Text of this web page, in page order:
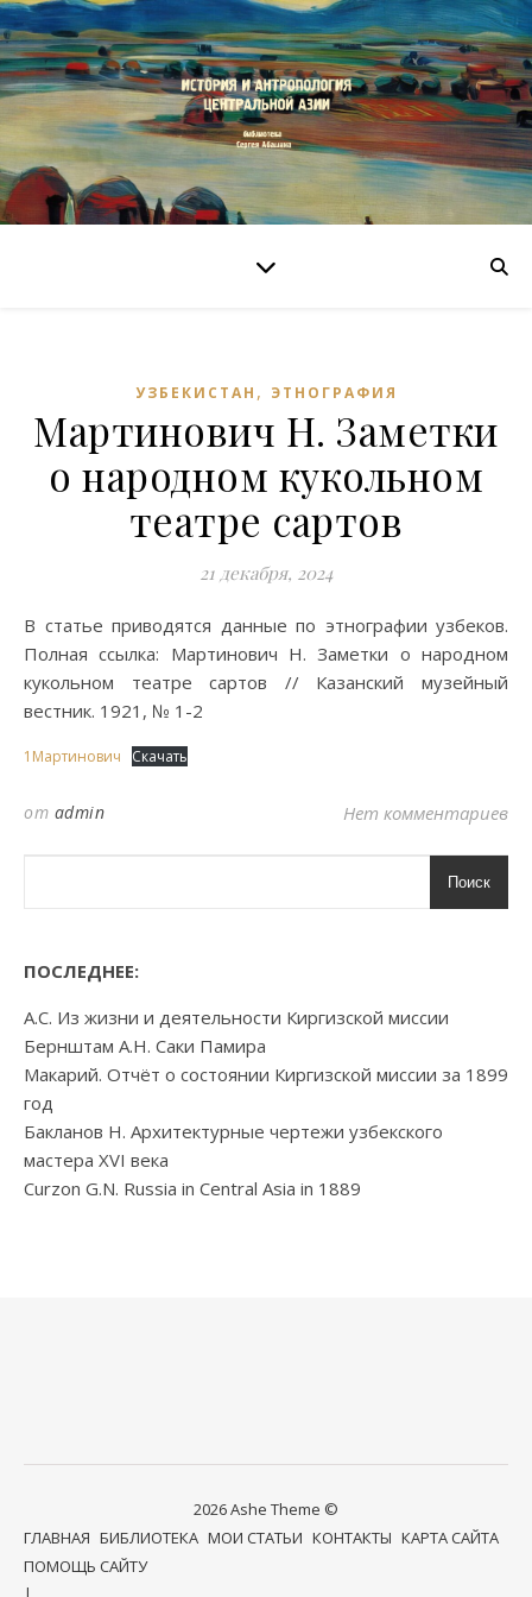
УЗБЕКИСТАН , ЭТНОГРАФИЯ
Мартинович Н. Заметки
о народном кукольном
театре сартов
21 декабря, 2024
В статье приводятся данные по этнографии узбеков.
Полная ссылка: Мартинович Н. Заметки о народном
кукольном театре сартов // Казанский музейный
вестник. 1921, № 1-2
1Мартинович Скачать
от admin Нет комментариев
Поиск
ПОСЛЕДНЕЕ:
А.С. Из жизни и деятельности Киргизской миссии
Бернштам А.Н. Саки Памира
Макарий. Отчёт о состоянии Киргизской миссии за 1899
год
Бакланов Н. Архитектурные чертежи узбекского
мастера XVI века
Curzon G.N. Russia in Central Asia in 1889
2026 Ashe Theme ©
ГЛАВНАЯ БИБЛИОТЕКА МОИ СТАТЬИ КОНТАКТЫ КАРТА САЙТА
ПОМОЩЬ САЙТУ